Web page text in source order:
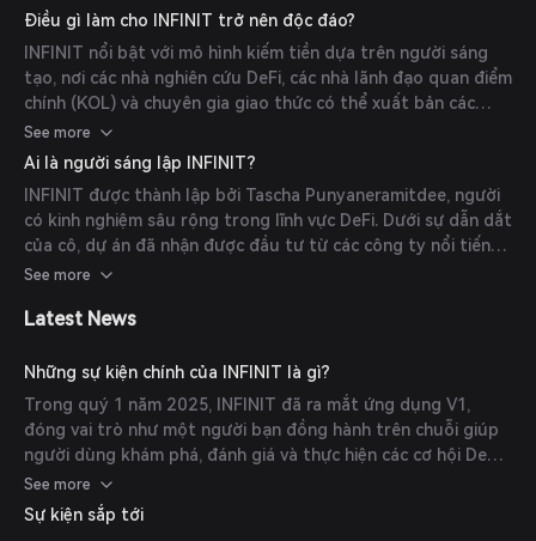
chuỗi và ngoài chuỗi để tạo ra các khuyến nghị chiến lược.
Nền tảng hỗ trợ các thao tác như hoán đổi token, cho vay,
cầu nối, staking và yield farming, được điều phối bởi các đại
lý AI mà không cần quyền kiểm soát tài sản.
Điều gì làm cho INFINIT trở nên độc đáo?
INFINIT nổi bật với mô hình kiếm tiền dựa trên người sáng
tạo, nơi các nhà nghiên cứu DeFi, các nhà lãnh đạo quan điểm
chính (KOL) và chuyên gia giao thức có thể xuất bản các
chiến lược trên nền tảng và kiếm một phần phí thực hiện. Mô
hình này tạo ra một hệ sinh thái tập trung vào sự chú ý, nơi
người dùng tương tác với các chiến lược được tin cậy và xác
minh. Thêm vào đó, lớp hạ tầng đại lý của nó, gọi là INFINIT
Agents Swarm, điều phối hơn 20 đại lý AI trên nhiều chuỗi,
cho phép người dùng thực hiện các chiến lược DeFi đa bước
trong một giao dịch duy nhất.
See more
Ai là người sáng lập INFINIT?
INFINIT được thành lập bởi Tascha Punyaneramitdee, người
có kinh nghiệm sâu rộng trong lĩnh vực DeFi. Dưới sự dẫn dắt
của cô, dự án đã nhận được đầu tư từ các công ty nổi tiếng
như Electric Capital, Mirana Ventures, Hashed và Lightspeed
See more
Latest News
Những sự kiện chính của INFINIT là gì?
Trong quý 1 năm 2025, INFINIT đã ra mắt ứng dụng V1,
đóng vai trò như một người bạn đồng hành trên chuỗi giúp
người dùng khám phá, đánh giá và thực hiện các cơ hội DeFi
thông qua các đại lý AI. Đến tháng 6 năm 2025, số lượng
người dùng của nền tảng đã tăng lên 150.000, nhờ các cải
tiến liên tục của sản phẩm và việc giới thiệu INFINIT
See more
Sự kiện sắp tới